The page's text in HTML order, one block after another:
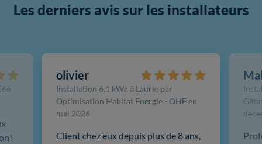
Les derniers avis sur les installateurs
olivier
Installation 6,1 kWc à Laurie par
Optimisation Habitat Energie - OHE en
mai 2026
Client chez eux depuis plus de 8 ans,